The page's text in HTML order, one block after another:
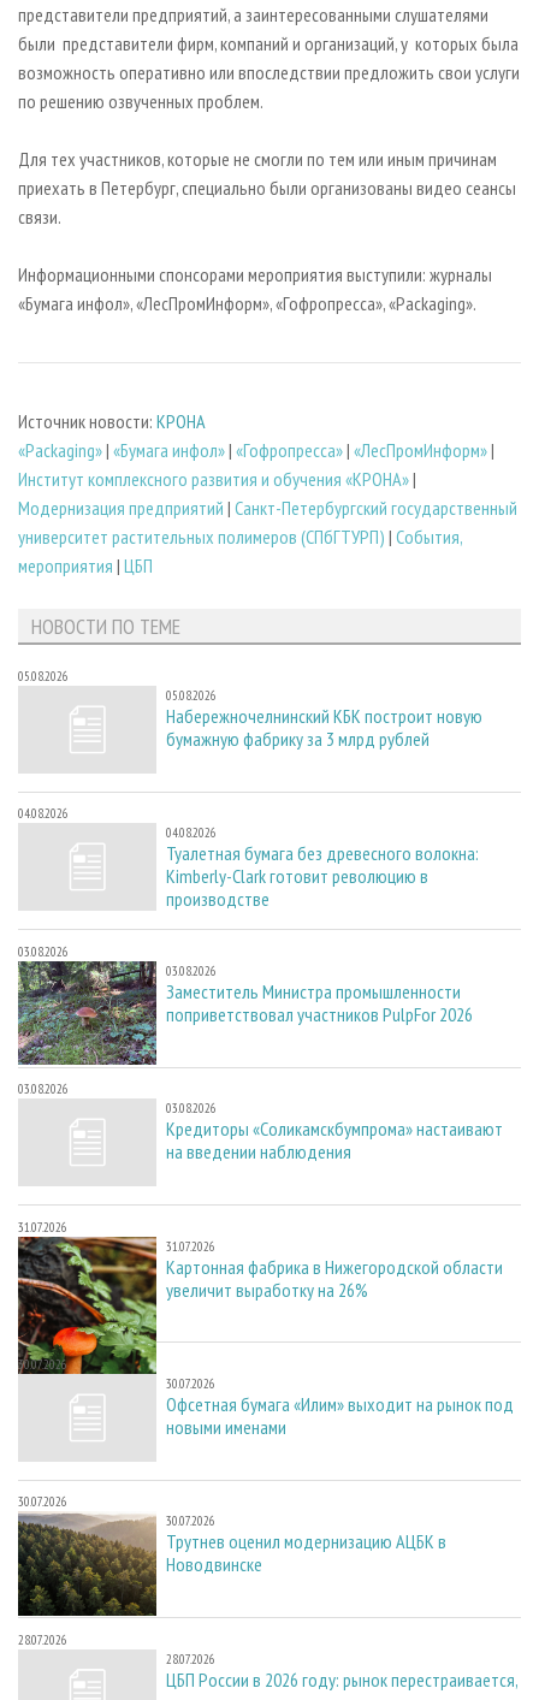
представители предприятий, а заинтересованными слушателями
были представители фирм, компаний и организаций, у которых была
возможность оперативно или впоследствии предложить свои услуги
по решению озвученных проблем.
Для тех участников, которые не смогли по тем или иным причинам
приехать в Петербург, специально были организованы видео сеансы
связи.
Информационными спонсорами мероприятия выступили: журналы
«Бумага инфол», «ЛесПромИнформ», «Гофропресса», «Packaging».
Источник новости: КРОНА
«Packaging»| «Бумага инфол»| «Гофропресса»| «ЛесПромИнформ»|
Институт комплексного развития и обучения «КРОНА»|
Модернизация предприятий | Санкт-Петербургский государственный
университет растительных полимеров (СПбГТУРП) | События,
мероприятия | ЦБП
НОВОСТИ ПО ТЕМЕ
05.08.2026
05.08.2026
Набережночелнинский КБК построит новую
бумажную фабрику за 3 млрд рублей
04.08.2026
04.08.2026
Туалетная бумага без древесного волокна:
Kimberly-Clark готовит революцию в
производстве
03.08.2026
03.08.2026
Заместитель Министра промышленности
поприветствовал участников PulpFor 2026
03.08.2026
03.08.2026
Кредиторы «Соликамскбумпрома» настаивают
на введении наблюдения
31.07.2026
31.07.2026
Картонная фабрика в Нижегородской области
увеличит выработку на 26%
30.07.2026
30.07.2026
Офсетная бумага «Илим» выходит на рынок под
новыми именами
30.07.2026
30.07.2026
Трутнев оценил модернизацию АЦБК в
Новодвинске
28.07.2026
28.07.2026
ЦБП России в 2026 году: рынок перестраивается,